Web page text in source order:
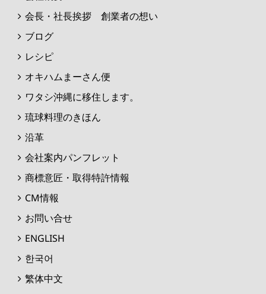
会長・社長挨拶 創業者の想い
ブログ
レシピ
オキハムまーさん便
ワタシ沖縄に移住します。
琉球料理のきほん
沿革
会社案内パンフレット
商標意匠・取得特許情報
CM情報
お問い合せ
ENGLISH
한국어
繁体中文